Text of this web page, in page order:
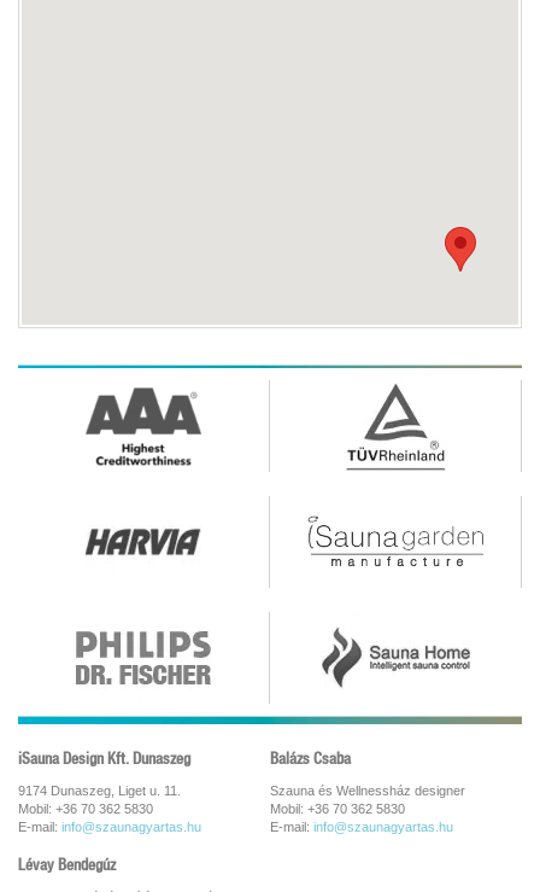
iSauna Design Kft. Dunaszeg
9174 Dunaszeg, Liget u. 11.
Mobil: +36 70 362 5830
E-mail: info@szaunagyartas.hu
Balázs Csaba
Szauna és Wellnessház designer
Mobil: +36 70 362 5830
E-mail: info@szaunagyartas.hu
Lévay Bendegúz